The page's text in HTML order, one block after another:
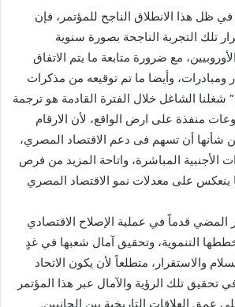
ظل هذا الانطلاق الناجح للمؤتمر، فإن
تلك التجربة الناجحة بصورة سنوية
مع ضرورة متابعة ما يتم الاتفاق
ومبادرات، وأيضا ما تم توقيعه من مذكرات
شغلنا الشاغل خلال الفترة القادمة هو ترجمة
منفذة على ارض الواقع، لأن الارقام
شأنها أن تسهم فى دعم الاقتصاد المصري،
الأجنبية المباشرة، واتاحة المزيد من فرص
ينعكس على معدلات نمو الاقتصاد المصري
قدماً في عملية الإصلاح الاقتصادي
التنموية، وتحقيق آمال شعبها في غدٍ
والاستقرار، متطلعاً لأن يكون الاتحاد
تحقيق تلك الرؤية والآمال عبر هذا المؤتمر
عمق العلاقات التاريخية بين الجانبين.